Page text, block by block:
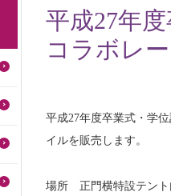
平成27年
コラボレ
平成27年度卒業式・学
イルを販売します。
場所 正門横特設テント